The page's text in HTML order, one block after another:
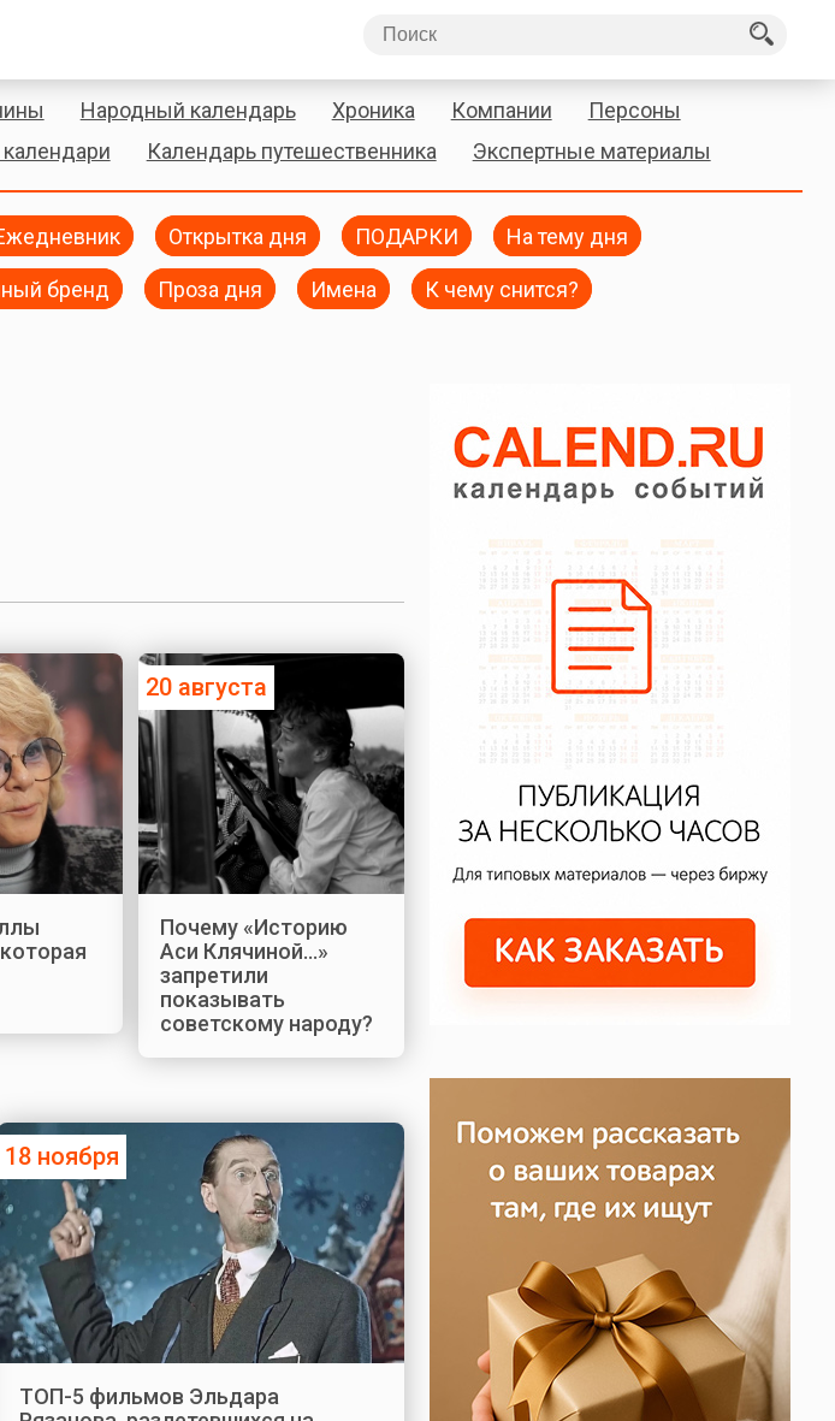
Народный календарь Хроника Компании
Персоны
Календарь путешественника Экспертные материалы
Открытка дня ПОДАРКИ На тему дня
бренд Проза дня Имена К чему снится?
20 августа
Почему «Историю
Аси Клячиной…»
запретили
показывать
советскому народу?
18 ноября
ТОП-5 фильмов Эльдара